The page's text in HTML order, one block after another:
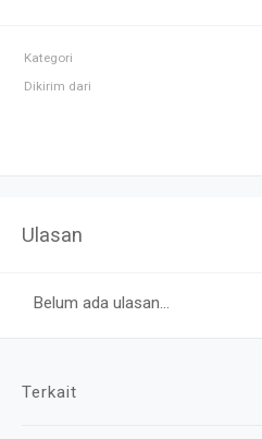
Kategori
Dikirim dari
Ulasan
Terkait